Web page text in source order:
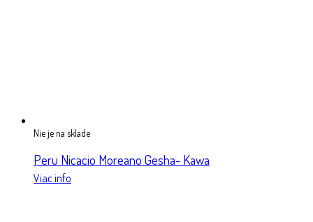
Nie je na sklade
Peru Nicacio Moreano Gesha- Kawa
Viac info